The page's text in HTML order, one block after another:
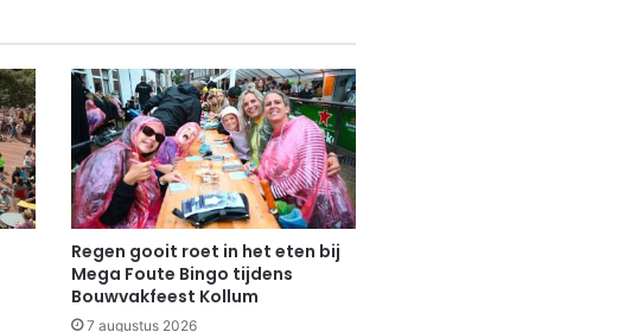
Regen gooit roet in het eten bij
Mega Foute Bingo tijdens
Bouwvakfeest Kollum
7 augustus 2026